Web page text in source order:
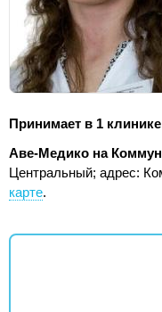
Принимает в 1 клинике
Аве-Медико на
Центральный; адрес:
карте.